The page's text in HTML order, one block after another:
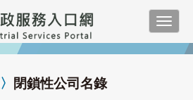
〉 閉鎖性公司名錄